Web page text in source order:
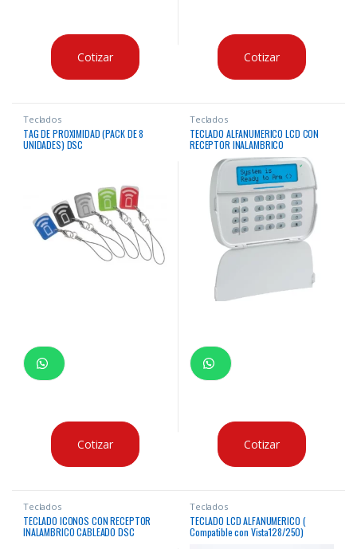
Cotizar Cotizar
Teclados
TAG DE PROXIMIDAD (PACK DE 8
UNIDADES) DSC
Cotizar
Teclados
TECLADO ALFANUMERICO LCD CON
RECEPTOR INALAMBRICO
CABLEADODSC
Cotizar
Teclados
TECLADO ICONOS CON RECEPTOR
INALAMBRICO CABLEADO DSC
Teclados
TECLADO LCD ALFANUMERICO (
Compatible con Vista128/250)